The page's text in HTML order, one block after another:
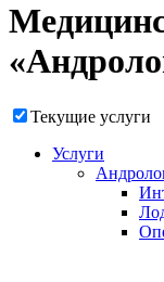
Текущие услуги
Услуги